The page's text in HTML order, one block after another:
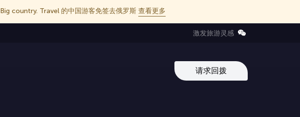
Big country. Travel 的中国游客免签去俄罗斯 查看更多
激发旅游灵感
请求回拨